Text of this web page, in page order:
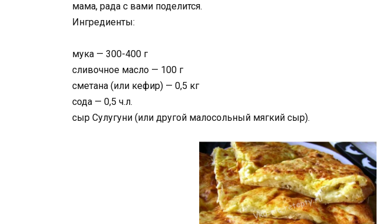
мама, рада с вами поделится.
Ингредиенты:
мука — 300-400 г
сливочное масло — 100 г
сметана (или кефир) — 0,5 кг
сода — 0,5 ч.л.
сыр Сулугуни (или другой малосольный мягкий сыр).